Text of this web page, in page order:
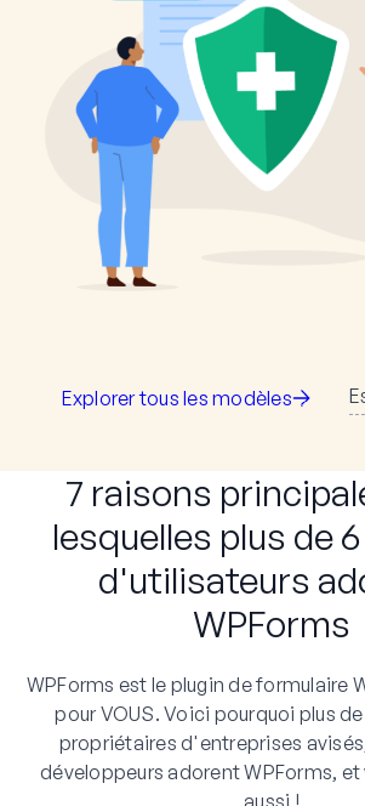
Explorer tous les modèles
7 raisons
lesquelles plus de
d'utilisateurs
WPForms
WPForms est le plugin de formulaire
pour VOUS. Voici pourquoi plus
propriétaires d'entreprises
développeurs adorent WPForms,
aussi !